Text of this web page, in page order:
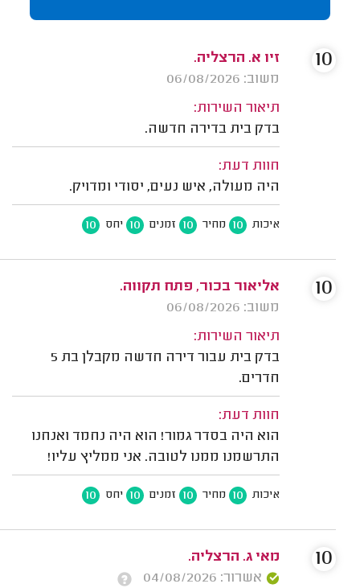
זיו א. הרצליה.
משוב: 06/08/2026
תיאור השירות:
בדק בית בדירה חדשה.
חוות דעת:
היה מעולה, איש נעים, יסודי ומדויק.
איכות 10 מחיר 10 זמנים 10 יחס 10
10
אליאור בכור, פתח תקווה.
משוב: 06/08/2026
תיאור השירות:
בדק בית עבור דירה חדשה מקבלן בת 5
חדרים.
חוות דעת:
הוא היה בסדר גמור! הוא היה נחמד ואנחנו
התרשמנו ממנו לטובה. אני ממליץ עליו!
איכות 10 מחיר 10 זמנים 10 יחס 10
10
מאי ג. הרצליה.
אשרור: 04/08/2026
10